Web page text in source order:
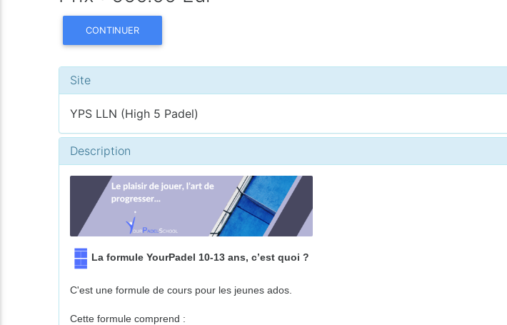
CONTINUER
Site
YPS LLN (High 5 Padel)
Description
La formule YourPadel 10-13 ans, c’est quoi ?
C'est une formule de cours pour les jeunes ados.
Cette formule comprend :